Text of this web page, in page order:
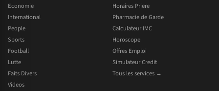
Economie
International
People
Sports
Football
Lutte
Faits Divers
Videos
Horaires Priere
Pharmacie de Garde
Calculateur IMC
Horoscope
Offres Emploi
Simulateur Credit
Tous les services →